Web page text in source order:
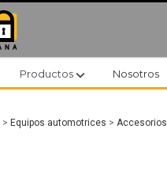
Productosexpand_more Nosotros
> Equipos automotrices >